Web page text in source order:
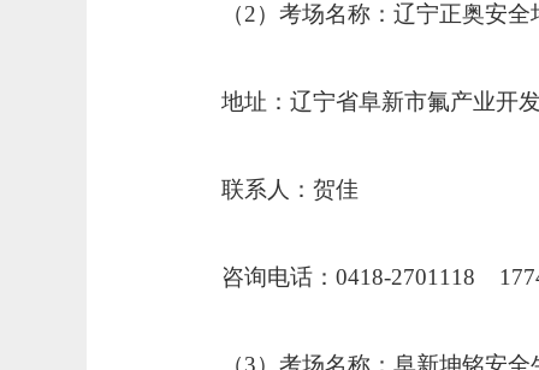
（2）考场名称：辽宁正奥安
地址：辽宁省阜新市氟产业开
联系人：贺佳
咨询电话：0418-2701118
（3）考场名称：阜新坤铭安